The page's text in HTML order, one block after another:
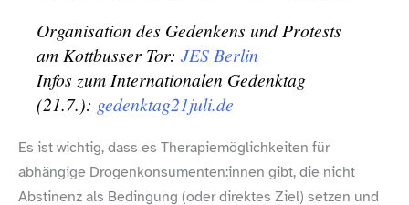
Organisation des Gedenkens und Protests
am Kottbusser Tor: JES Berlin
Infos zum Internationalen Gedenktag
(21.7.): gedenktag21juli​.de
Es ist wichtig, dass es Therapiemöglichkeiten für
abhängige Drogenkonsumenten:innen gibt, die nicht
Abstinenz als Bedingung (oder direktes Ziel) setzen und